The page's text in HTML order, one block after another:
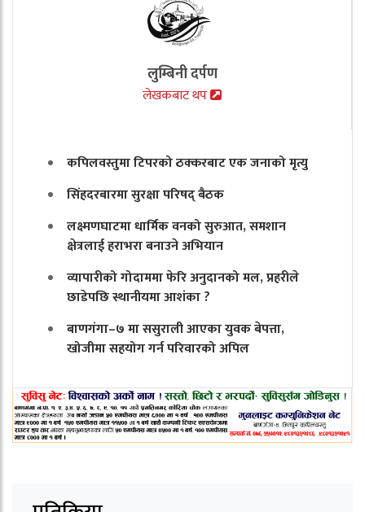
लुम्बिनी दर्पण
लेखकबाट थप
कपिलवस्तुमा टिपरको ठक्करबाट एक जनाको मृत्यु
सिंहदरबारमा सुरक्षा परिषद् बैठक
लक्ष्मणघाटमा धार्मिक वनको सुरुआत, समशान
क्षेत्रलाई हराभरा बनाउने अभियान
व्यापारीको गोदाममा फेरि अनुदानको मल, प्रहरीले
छाडेपछि स्थानीयमा आशंका ?
बाणगंगा–७ मा ससुराली आएका युवक बेपत्ता,
खोजीमा सहयोग गर्न परिवारको अपिल